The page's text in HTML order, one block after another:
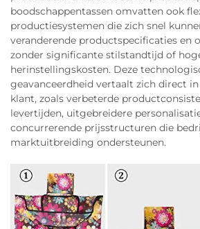
boodschappentassen omvatten ook
productiesystemen die zich snel
veranderende productspecificaties en
zonder significante stilstandtijd of
herinstellingskosten. Deze
geavanceerdheid vertaalt zich direct
klant, zoals verbeterde
levertijden, uitgebreidere
concurrerende prijsstructuren die
marktuitbreiding ondersteunen.